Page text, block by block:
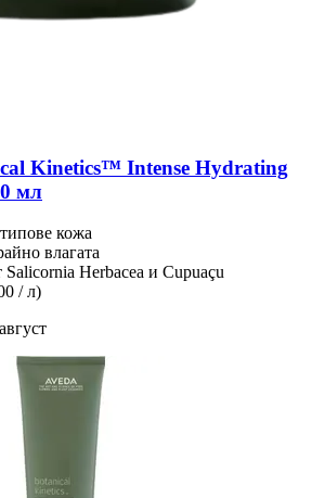
Kinetics™ Intense Hydrating
мл
кожа
влагата
Herbacea и Cupuaçu
/ л)